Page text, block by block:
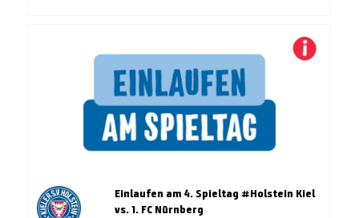
Einlaufen am 4. Spieltag #Holstein Kiel
vs. 1. FC Nürnberg